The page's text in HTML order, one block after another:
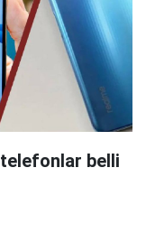
telefonlar belli